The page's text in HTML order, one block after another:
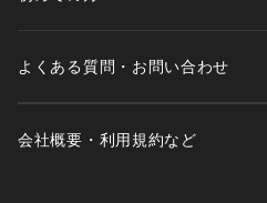
よくある質問・お問い合わせ
会社概要・利用規約など